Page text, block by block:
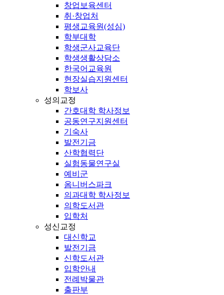
창업보육센터
취·창업처
평생교육원(성심)
학부대학
학생군사교육단
학생생활상담소
한국어교육원
현장실습지원센터
학보사
성의교정
간호대학 학사정보
공동연구지원센터
기숙사
발전기금
산학협력단
실험동물연구실
예비군
옴니버스파크
의과대학 학사정보
의학도서관
입학처
성신교정
대신학교
발전기금
신학도서관
입학안내
전례박물관
출판부